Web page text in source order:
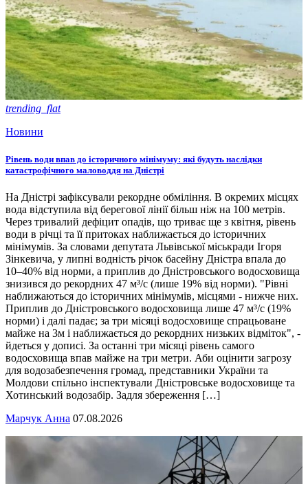
trending_flat
Новини
Рівень води впав до історичного мінімуму: які будуть наслідки
катастрофічного маловоддя на Дністрі
На Дністрі зафіксували рекордне обміління. В окремих місцях
вода відступила від берегової лінії більш ніж на 100 метрів.
Через тривалий дефіцит опадів, що триває ще з квітня, рівень
води в річці та її притоках наближається до історичних
мінімумів. За словами депутата Львівської міськради Ігоря
Зінкевича, у липні водність річок басейну Дністра впала до
10–40% від норми, а приплив до Дністровського водосховища
знизився до рекордних 47 м³/с (лише 19% від норми). "Рівні
наближаються до історичних мінімумів, місцями - нижче них.
Приплив до Дністровського водосховища лише 47 м³/с (19%
норми) і далі падає; за три місяці водосховище спрацьоване
майже на 3м і наближається до рекордних низьких відміток", -
йдеться у дописі. За останні три місяці рівень самого
водосховища впав майже на три метри. Аби оцінити загрозу
для водозабезпечення громад, представники України та
Молдови спільно інспектували Дністровське водосховище та
Хотинський водозабір. Задля збереження […]
Марчук Анна 07.08.2026